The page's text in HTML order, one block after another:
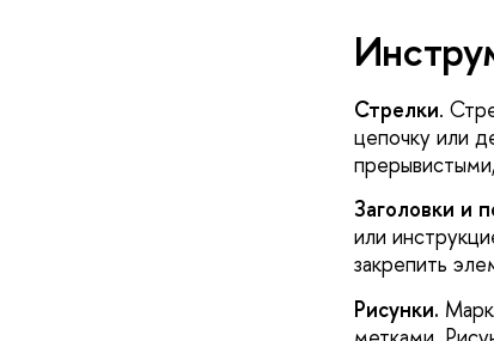
Стрелки.
цепочку или
Заголовки и
или
закрепить
Рисунки.